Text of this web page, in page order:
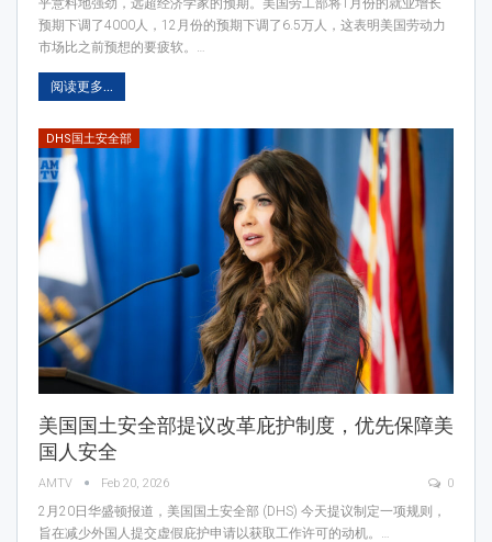
预期下调了4000人，12月份的预期下调了6.5万人，这表明美国劳动力
市场比之前预想的要疲软。…
阅读更多...
DHS国土安全部
美国国土安全部提议改革庇护制度，优先保障美
国人安全
AMTV Feb 20, 2026 0
2月20日华盛顿报道，美国国土安全部 (DHS) 今天提议制定一项规则，
旨在减少外国人提交虚假庇护申请以获取工作许可的动机。…